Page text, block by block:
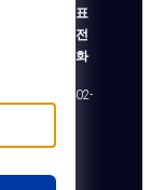
표
전
화
02-